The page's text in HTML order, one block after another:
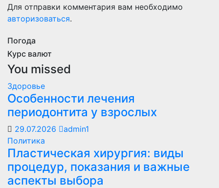
Для отправки комментария вам необходимо
авторизоваться.
Погода
Курс валют
You missed
Здоровье
Особенности лечения
периодонтита у взрослых
29.07.2026
admin1
Политика
Пластическая хирургия: виды
процедур, показания и важные
аспекты выбора